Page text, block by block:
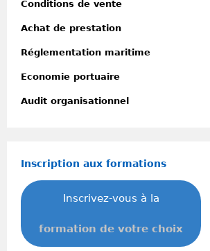
Conditions de vente
Achat de prestation
Réglementation maritime
Economie portuaire
Audit organisationnel
Inscription aux formations
Inscrivez-vous à la
formation de votre choix